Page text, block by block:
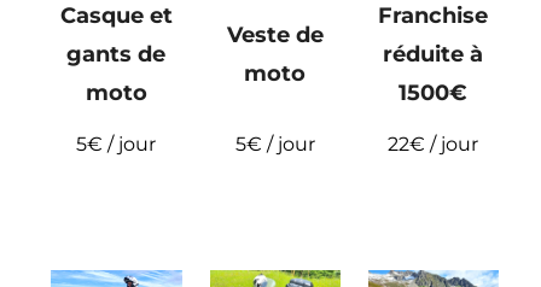
Casque et
gants de
moto
Veste de
moto
Franchise
réduite à
1500€
5€ / jour 5€ / jour 22€ / jour